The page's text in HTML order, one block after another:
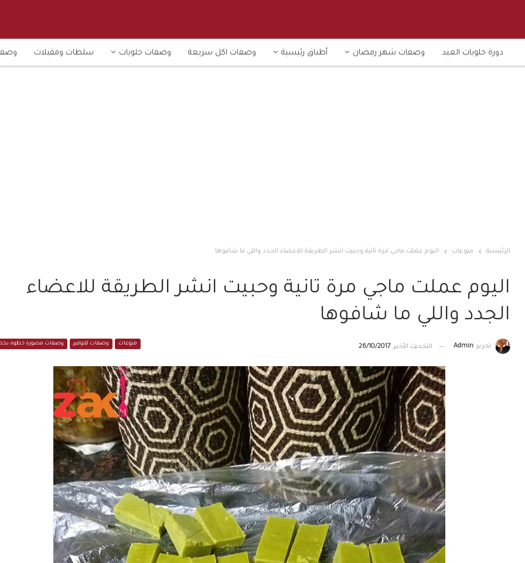
دورة حلويات العيد وصفات شهر رمضان أطباق رئيسية وصفات اكل سريعة وصفات حلويات سلطات ومقبلات
الرئيسية منوعات اليوم عملت ماجي مرة تانية وحبيت انشر الطريقة للاعضاء الجدد واللي ما شافوها
اليوم عملت ماجي مرة تانية وحبيت انشر الطريقة للاعضاء
الجدد واللي ما شافوها
منوعات وصفات للتوفير وصفات مصورة خطوة تحرير Admin التحديث الأخير 26/10/2017